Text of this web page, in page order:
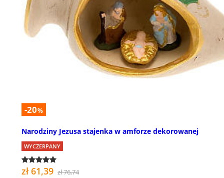
-20%
Narodziny Jezusa stajenka w amforze dekorowanej
WYCZERPANY
zł 61,39 zł 76,74